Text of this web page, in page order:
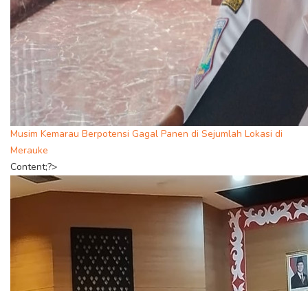
Musim Kemarau Berpotensi Gagal Panen di Sejumlah Lokasi di
Merauke
Content;?>